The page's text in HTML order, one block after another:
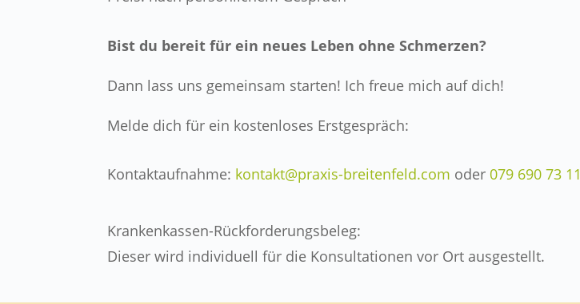
Bist du bereit für ein neues Leben ohne Schmerzen?
Dann lass uns gemeinsam starten! Ich freue mich auf dich!
Melde dich für ein kostenloses Erstgespräch:
Kontaktaufnahme: kontakt@praxis-breitenfeld.com oder 079 690 73 11
Krankenkassen-Rückforderungsbeleg:
Dieser wird individuell für die Konsultationen vor Ort ausgestellt.